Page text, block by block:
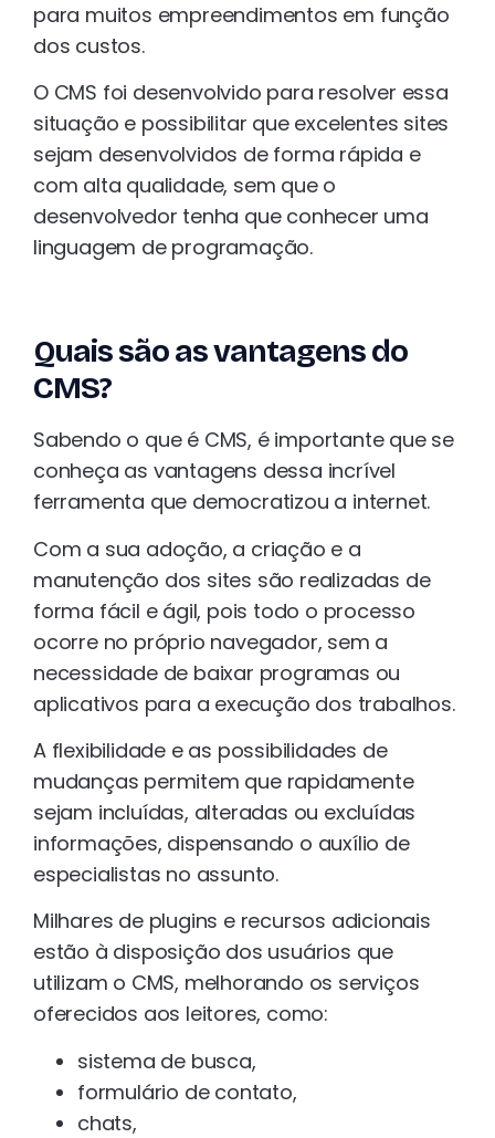
para muitos empreendimentos em função
dos custos.
O CMS foi desenvolvido para resolver essa
situação e possibilitar que excelentes sites
sejam desenvolvidos de forma rápida e
com alta qualidade, sem que o
desenvolvedor tenha que conhecer uma
linguagem de programação.
Quais são as vantagens do
CMS?
Sabendo o que é CMS, é importante que se
conheça as vantagens dessa incrível
ferramenta que democratizou a internet.
Com a sua adoção, a criação e a
manutenção dos sites são realizadas de
forma fácil e ágil, pois todo o processo
ocorre no próprio navegador, sem a
necessidade de baixar programas ou
aplicativos para a execução dos trabalhos.
A flexibilidade e as possibilidades de
mudanças permitem que rapidamente
sejam incluídas, alteradas ou excluídas
informações, dispensando o auxílio de
especialistas no assunto.
Milhares de plugins e recursos adicionais
estão à disposição dos usuários que
utilizam o CMS, melhorando os serviços
oferecidos aos leitores, como:
sistema de busca,
formulário de contato,
chats,